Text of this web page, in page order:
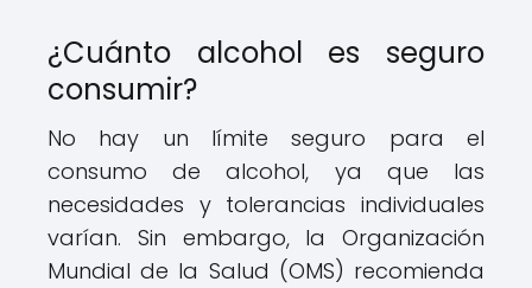
¿Cuánto alcohol es seguro
consumir?
No hay un límite seguro para el
consumo de alcohol, ya que las
necesidades y tolerancias individuales
varían. Sin embargo, la Organización
Mundial de la Salud (OMS) recomienda